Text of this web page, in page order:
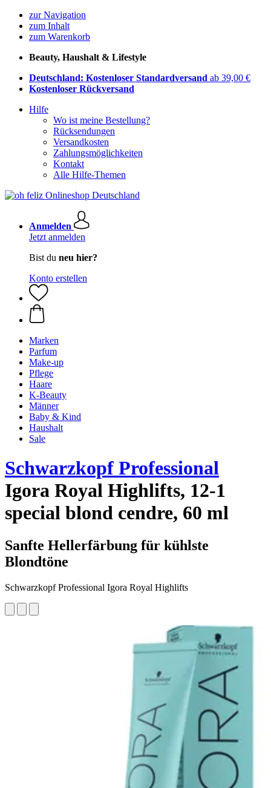
zur Navigation
zum Inhalt
zum Warenkorb
Beauty, Haushalt & Lifestyle
Deutschland: Kostenloser Standardversand ab 39,00 €
Kostenloser Rückversand
Hilfe
Wo ist meine Bestellung?
Rücksendungen
Versandkosten
Zahlungsmöglichkeiten
Kontakt
Alle Hilfe-Themen
Anmelden
Jetzt anmelden
Bist du neu hier?
Konto erstellen
Marken
Parfum
Make-up
Pflege
Haare
K-Beauty
Männer
Baby & Kind
Haushalt
Sale
Schwarzkopf Professional
Igora Royal Highlifts, 12-1
special blond cendre, 60 ml
Sanfte Hellerfärbung für kühlste
Blondtöne
Schwarzkopf Professional Igora Royal Highlifts